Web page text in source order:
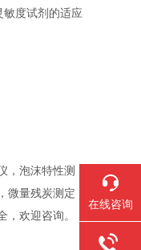
度试剂的适应
，泡沫特性测
微量残炭测定
欢迎咨询。
在线咨询